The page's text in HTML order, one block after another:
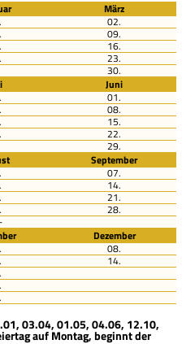
März
02.
09.
16.
23.
30.
Juni
01.
08.
15.
22.
29.
September
07.
14.
21.
28.
Dezember
08.
14.
03.04, 01.05, 04.06, 12.10,
auf Montag, beginnt der